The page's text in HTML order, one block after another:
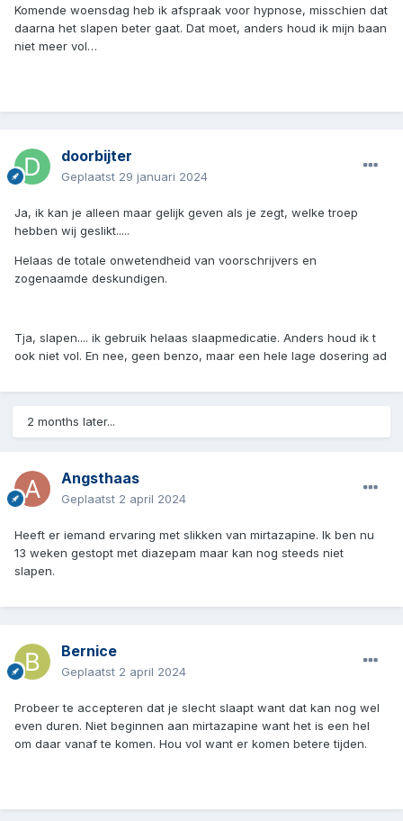
Komende woensdag heb ik afspraak voor hypnose, misschien dat
daarna het slapen beter gaat. Dat moet, anders houd ik mijn baan
niet meer vol…
doorbijter
Geplaatst 29 januari 2024
Ja, ik kan je alleen maar gelijk geven als je zegt, welke troep
hebben wij geslikt.....
Helaas de totale onwetendheid van voorschrijvers en
zogenaamde deskundigen.
Tja, slapen.... ik gebruik helaas slaapmedicatie. Anders houd ik t
ook niet vol. En nee, geen benzo, maar een hele lage dosering ad
2 months later...
Angsthaas
Geplaatst 2 april 2024
Heeft er iemand ervaring met slikken van mirtazapine. Ik ben nu
13 weken gestopt met diazepam maar kan nog steeds niet
slapen.
Bernice
Geplaatst 2 april 2024
Probeer te accepteren dat je slecht slaapt want dat kan nog wel
even duren. Niet beginnen aan mirtazapine want het is een hel
om daar vanaf te komen. Hou vol want er komen betere tijden.